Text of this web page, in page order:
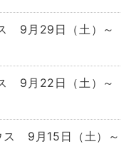
9月29日（土）～
9月22日（土）～
9月15日（土）～